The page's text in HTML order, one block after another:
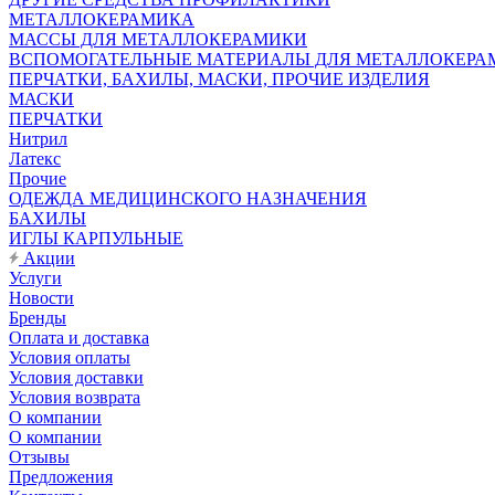
МЕТАЛЛОКЕРАМИКА
МАССЫ ДЛЯ МЕТАЛЛОКЕРАМИКИ
ВСПОМОГАТЕЛЬНЫЕ МАТЕРИАЛЫ ДЛЯ
ПЕРЧАТКИ, БАХИЛЫ, МАСКИ, ПРОЧИЕ ИЗДЕЛИЯ
МАСКИ
ПЕРЧАТКИ
Нитрил
Латекс
Прочие
ОДЕЖДА МЕДИЦИНСКОГО НАЗНАЧЕНИЯ
БАХИЛЫ
ИГЛЫ КАРПУЛЬНЫЕ
Акции
Услуги
Новости
Бренды
Оплата и доставка
Условия оплаты
Условия доставки
Условия возврата
О компании
О компании
Отзывы
Предложения